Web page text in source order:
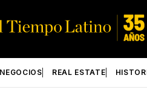
NEGOCIOS REAL ESTATE